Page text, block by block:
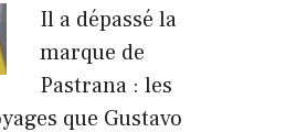
Il a dépassé la
marque de
Pastrana : les
que Gustavo